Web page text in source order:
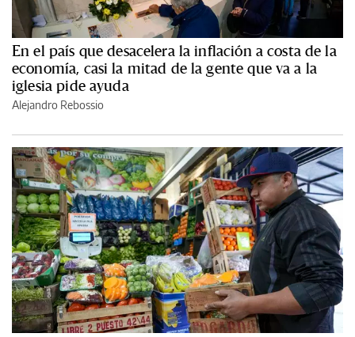
En el país que desacelera la inflación a costa de la
economía, casi la mitad de la gente que va a la
iglesia pide ayuda
Alejandro Rebossio